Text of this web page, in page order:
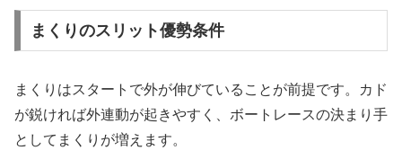
まくりのスリット優勢条件
まくりはスタートで外が伸びていることが前提です。カド
が鋭ければ外連動が起きやすく、ボートレースの決まり手
としてまくりが増えます。